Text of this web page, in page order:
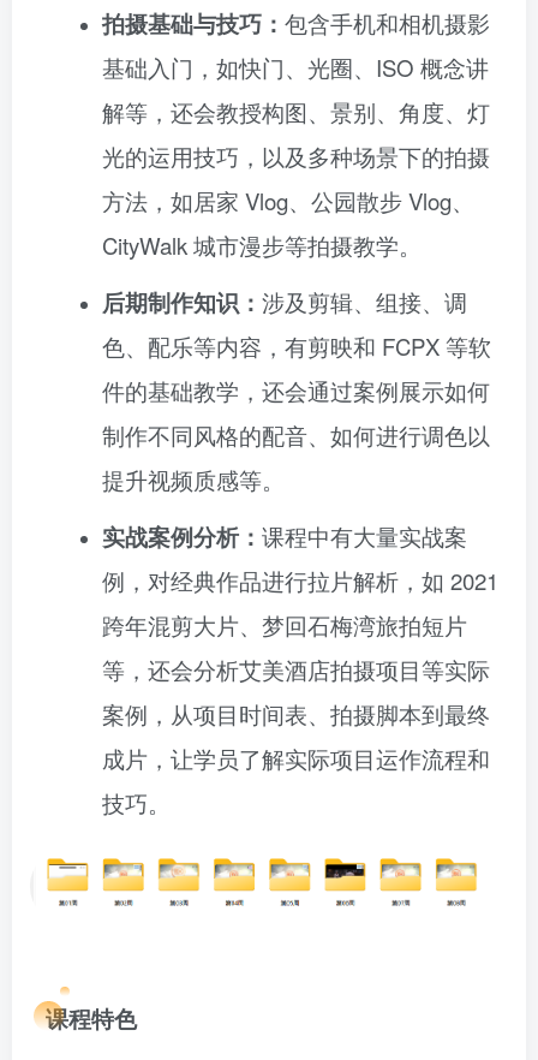
拍摄基础与技巧： 包含手机和相机摄影
基础入门，如快门、光圈、ISO 概念讲
解等，还会教授构图、景别、角度、灯
光的运用技巧，以及多种场景下的拍摄
方法，如居家 Vlog、公园散步 Vlog、
CityWalk 城市漫步等拍摄教学。
后期制作知识： 涉及剪辑、组接、调
色、配乐等内容，有剪映和 FCPX 等软
件的基础教学，还会通过案例展示如何
制作不同风格的配音、如何进行调色以
提升视频质感等。
实战案例分析： 课程中有大量实战案
例，对经典作品进行拉片解析，如 2021
跨年混剪大片、梦回石梅湾旅拍短片
等，还会分析艾美酒店拍摄项目等实际
案例，从项目时间表、拍摄脚本到最终
成片，让学员了解实际项目运作流程和
技巧。
课程特色